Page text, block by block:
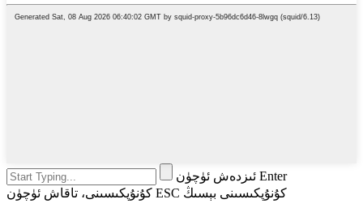
ئىزدەش ئۈچۈن Enter
كۇنۇپكىسىنى، تاقاش ئۈچۈن ESC كۇنۇپكىسىنى بېسىڭ